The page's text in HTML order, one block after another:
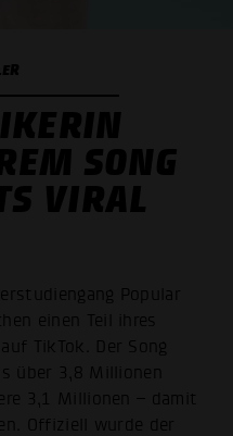
SONG
VIRAL
Popular
einen Teil ihres
TikTok. Der Song
über 3,8 Millionen
3,1 Millionen – damit
Offiziell wurde der